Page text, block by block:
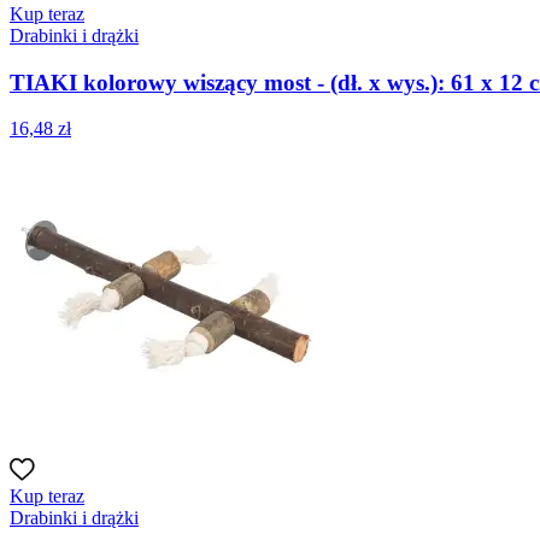
Kup teraz
Drabinki i drążki
TIAKI kolorowy wiszący most - (dł. x wys.): 61 x 12
16,48 zł
Kup teraz
Drabinki i drążki